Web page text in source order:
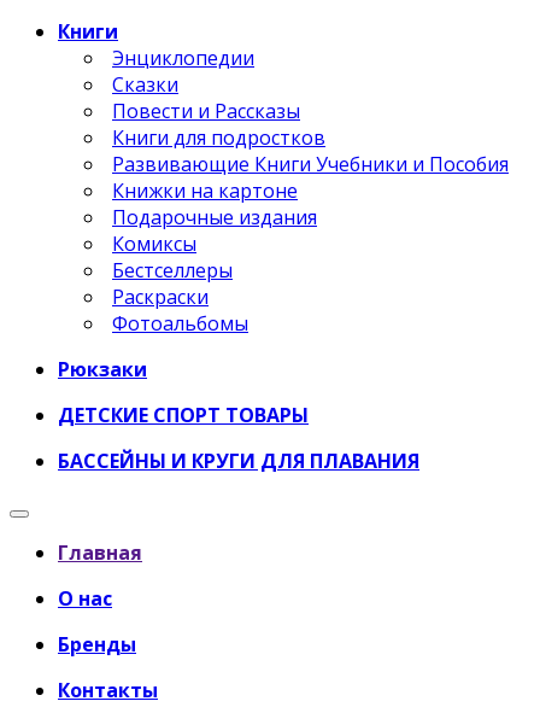
Книги
Энциклопедии
Сказки
Повести и Рассказы
Книги для подростков
Развивающие Книги Учебники и Пособия
Книжки на картоне
Подарочные издания
Комиксы
Бестселлеры
Раскраски
Фотоальбомы
Рюкзаки
ДЕТСКИЕ СПОРТ ТОВАРЫ
БАССЕЙНЫ И КРУГИ ДЛЯ ПЛАВАНИЯ
Главная
О нас
Бренды
Контакты